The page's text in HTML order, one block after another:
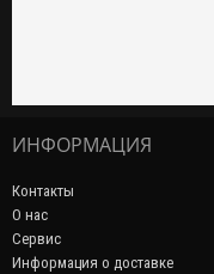
ИНФОРМАЦИЯ
Контакты
О нас
Сервис
Информация о доставке